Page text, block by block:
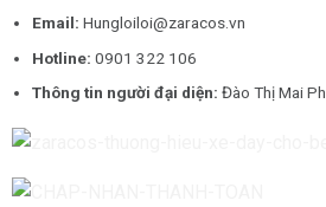
Email:Hungloiloi@zaracos.vn
Hotline:0901 322 106
Thông tin người đại diện:Đào Thị Mai